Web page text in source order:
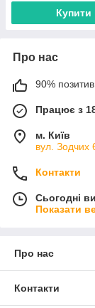
Купити
Про нас
90%
Працює з
м. Київ
вул. Зодчих
Контакти
Сьогодні
Показати
Про нас
Контакти